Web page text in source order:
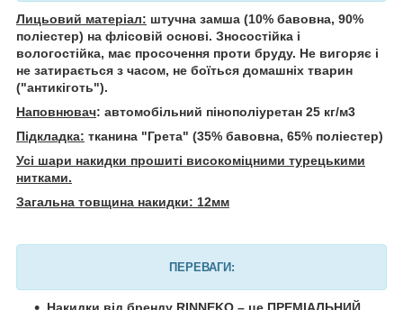
Лицьовий матеріал: штучна замша (10% бавовна, 90%
поліестер) на флісовій основі. Зносостійка і
вологостійка, має просочення проти бруду. Не вигоряє і
не затирається з часом, не боїться домашніх тварин
("антикіготь").
Наповнювач: автомобільний пінополіуретан 25 кг/м3
Підкладка: тканина "Грета" (35% бавовна, 65% поліестер)
Усі шари накидки прошиті високоміцними турецькими
нитками.
Загальна товщина накидки: 12мм
ПЕРЕВАГИ: